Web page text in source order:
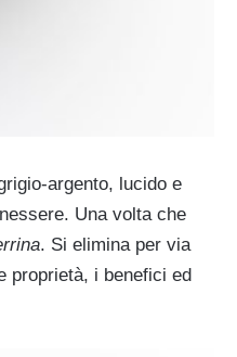
argento, lucido e
Una volta che
. Si elimina per via
proprietà, i benefici ed